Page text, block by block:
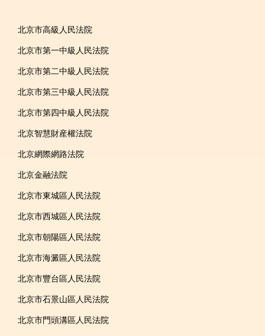
北京市高級人民法院
北京市第一中級人民法院
北京市第二中級人民法院
北京市第三中級人民法院
北京市第四中級人民法院
北京智慧財産權法院
北京網際網路法院
北京金融法院
北京市東城區人民法院
北京市西城區人民法院
北京市朝陽區人民法院
北京市海澱區人民法院
北京市豐台區人民法院
北京市石景山區人民法院
北京市門頭溝區人民法院